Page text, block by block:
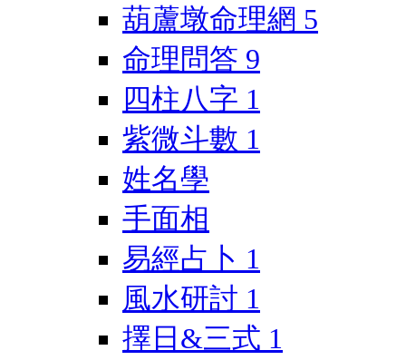
葫蘆墩命理網 5
命理問答 9
四柱八字 1
紫微斗數 1
姓名學
手面相
易經占卜 1
風水研討 1
擇日&三式 1